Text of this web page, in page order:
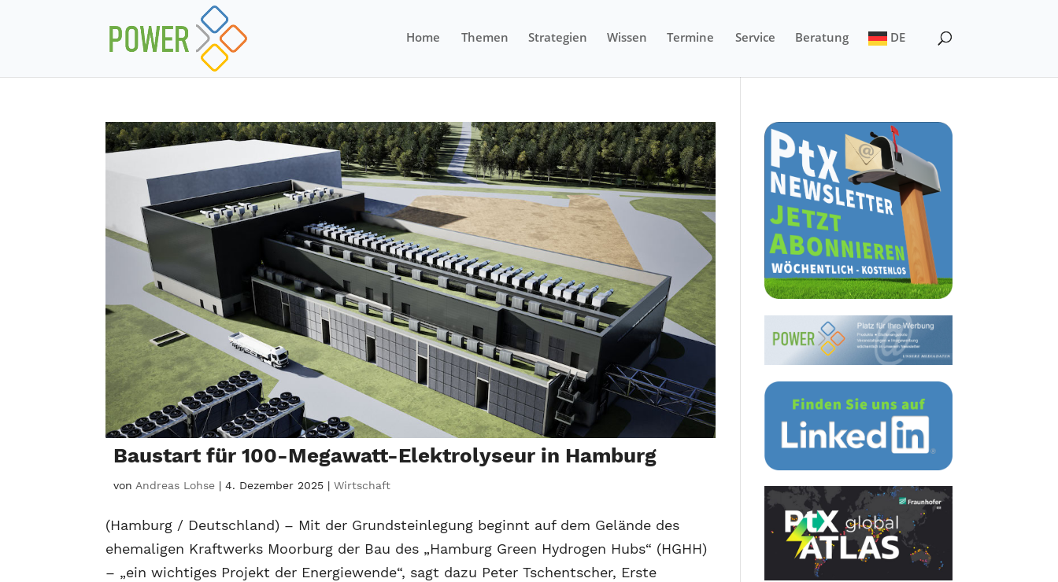
Home Themen Strategien Wissen Termine Service Beratung DE
Baustart für 100-Megawatt-Elektrolyseur in Hamburg
vonAndreas Lohse |4. Dezember 2025 |Wirtschaft
(Hamburg / Deutschland) – Mit der Grundsteinlegung beginnt auf dem Gelände des
ehemaligen Kraftwerks Moorburg der Bau des „Hamburg Green Hydrogen Hubs“ (HGHH)
– „ein wichtiges Projekt der Energiewende“, sagt dazu Peter Tschentscher, Erste